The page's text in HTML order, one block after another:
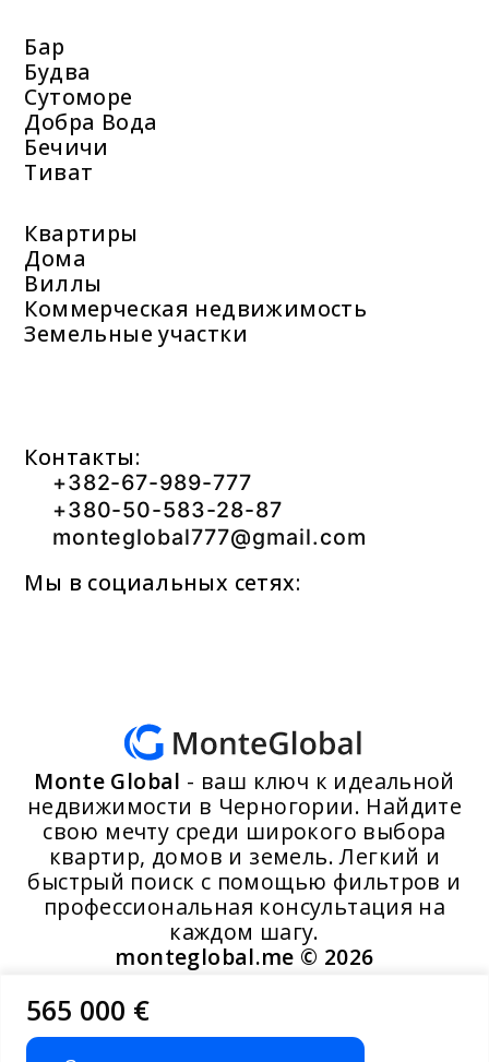
565 000 €
Бар
Будва
Сутоморе
Добра Вода
Бечичи
Тиват
Квартиры
Дома
Виллы
Коммерческая недвижимость
Земельные участки
Контакты:
+382-67-989-777
+380-50-583-28-87
monteglobal777@gmail.com
Мы в социальных сетях:
Monte Global - ваш ключ к идеальной
недвижимости в Черногории. Найдите
свою мечту среди широкого выбора
квартир, домов и земель. Легкий и
быстрый поиск с помощью фильтров и
профессиональная консультация на
каждом шагу.
monteglobal.me © 2026